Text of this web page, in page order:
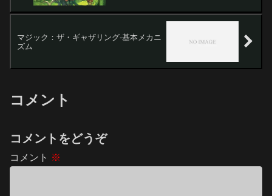
マジック：ザ・ギャザリング-基本メカニ
ズム
コメント
コメントをどうぞ
コメント ※